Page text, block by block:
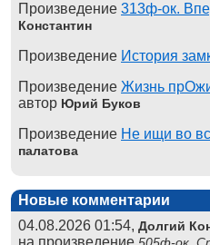
Произведение 313ф-ок.
Константин
Произведение История
Произведение Жизнь
автор Юрий Буков
Произведение Не ищи во
палатова
Новые комментарии
04.08.2026 01:54, Долгий
на произведение